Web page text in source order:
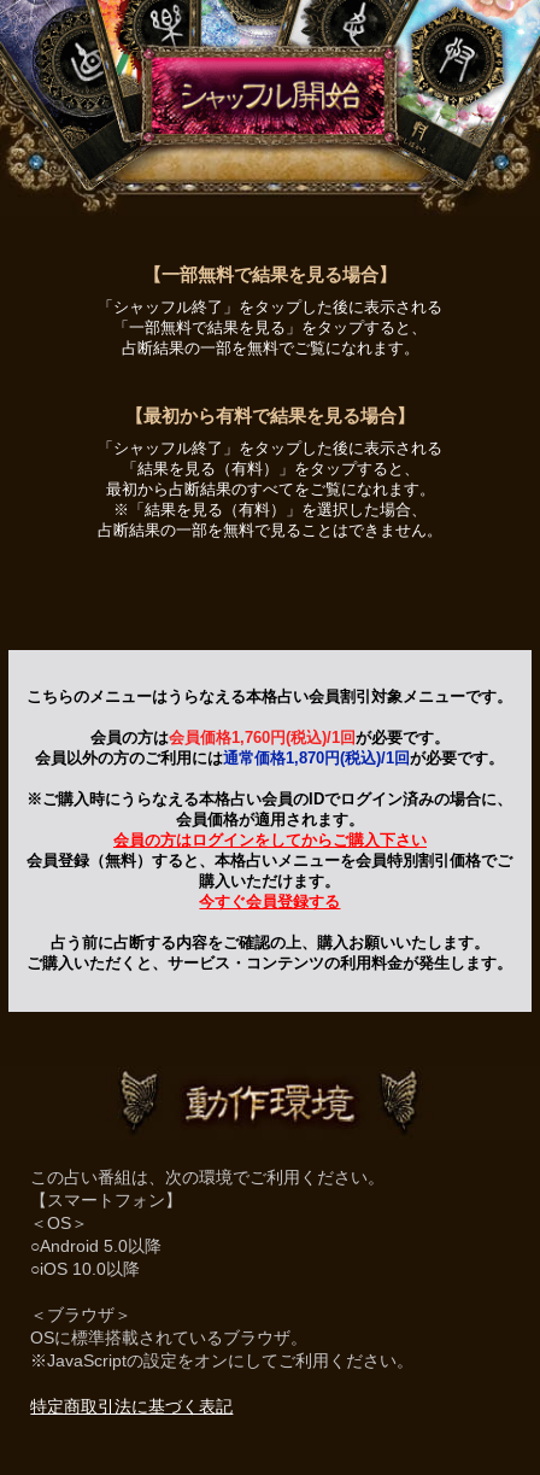
【一部無料で結果を見る場合】
「シャッフル終了」をタップした後に表示される
「一部無料で結果を見る」をタップすると、
占断結果の一部を無料でご覧になれます。
【最初から有料で結果を見る場合】
「シャッフル終了」をタップした後に表示される
「結果を見る（有料）」をタップすると、
最初から占断結果のすべてをご覧になれます。
※「結果を見る（有料）」を選択した場合、
占断結果の一部を無料で見ることはできません。
こちらのメニューはうらなえる本格占い会員割引対象メニューです。
会員の方は会員価格1,760円(税込)/1回が必要です。
会員以外の方のご利用には通常価格1,870円(税込)/1回が必要です。
※ご購入時にうらなえる本格占い会員のIDでログイン済みの場合に、
会員価格が適用されます。
会員の方はログインをしてからご購入下さい
会員登録（無料）すると、本格占いメニューを会員特別割引価格でご
購入いただけます。
今すぐ会員登録する
占う前に占断する内容をご確認の上、購入お願いいたします。
ご購入いただくと、サービス・コンテンツの利用料金が発生します。
この占い番組は、次の環境でご利用ください。
【スマートフォン】
＜OS＞
○Android 5.0以降
○iOS 10.0以降
＜ブラウザ＞
OSに標準搭載されているブラウザ。
※JavaScriptの設定をオンにしてご利用ください。
特定商取引法に基づく表記